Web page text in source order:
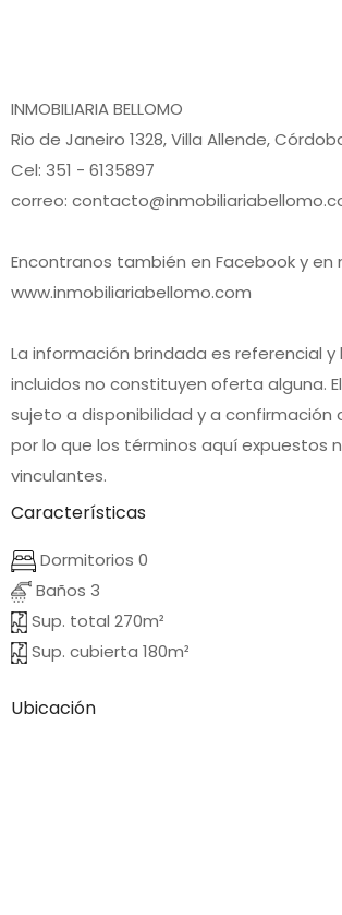
INMOBILIARIA BELLOMO
Rio de Janeiro 1328, Villa Allende,
Cel: 351 - 6135897
correo:
Encontranos también en Facebook y en
www.inmobiliariabellomo.com
La información brindada es referencial
incluidos no constituyen oferta alguna.
sujeto a disponibilidad y a confirmación
por lo que los términos aquí expuestos
vinculantes.
Características
Dormitorios 0
Baños 3
Sup. total 270m²
Sup. cubierta 180m²
Ubicación